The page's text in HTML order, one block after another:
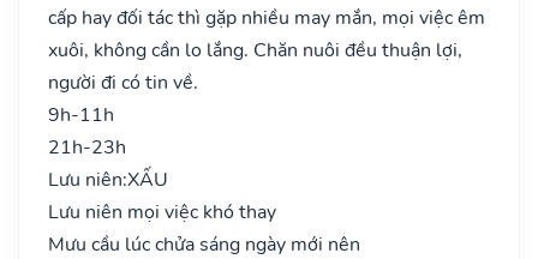
cấp hay đối tác thì gặp nhiều may mắn, mọi việc êm
xuôi, không cần lo lắng. Chăn nuôi đều thuận lợi,
người đi có tin về.
9h-11h
21h-23h
Lưu niên:XẤU
Lưu niên mọi việc khó thay
Mưu cầu lúc chửa sáng ngày mới nên